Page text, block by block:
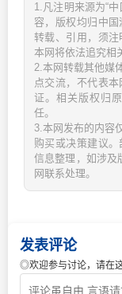
1.凡注明来源为“
容，版权均归中
转载、引用，须注
本网将依法追究相
2.本网转载其他媒
点交流，不代表
证。相关版权归
任。
3.本网发布的内容
购买或决策建议
信息整理，如涉及
网联系处理。
发表评论
◎欢迎参与讨论，请在